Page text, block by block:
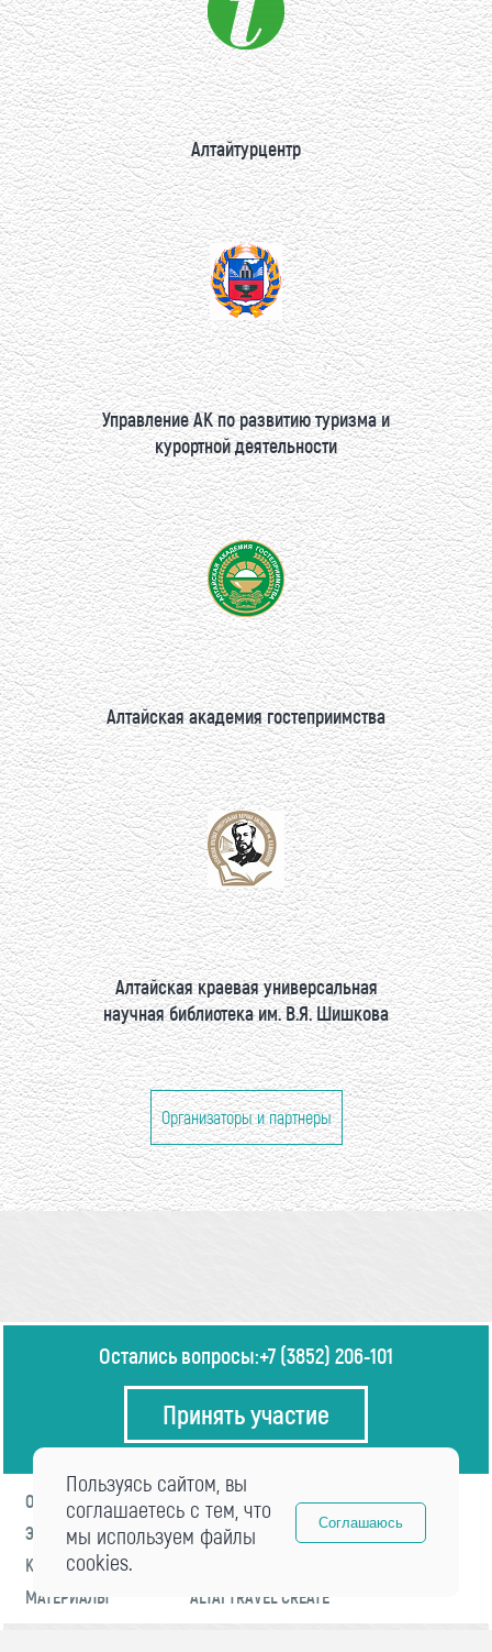
Алтайтурцентр
Управление АК по развитию туризма и
курортной деятельности
Алтайская академия гостеприимства
Алтайская краевая универсальная
научная библиотека им. В.Я. Шишкова
Организаторы и партнеры
Остались вопросы:+7 (3852) 206-101
Принять участие
О ФОРУМЕ
ПРОГРАММА
ЭКСПЕРТЫ
НОВОСТИ
КОНТАКТЫ
МАТЕРИАЛЫ
ALTAI TRAVEL CREATE
Пользуясь сайтом, вы
соглашаетесь с тем, что
мы используем файлы
cookies.
Соглашаюсь